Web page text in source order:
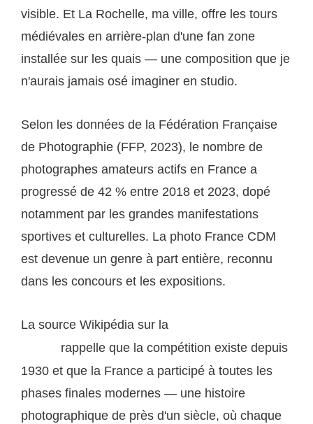
visible. Et La Rochelle, ma ville, offre les tours
médiévales en arrière-plan d'une fan zone
installée sur les quais — une composition que je
n'aurais jamais osé imaginer en studio.
Selon les données de la Fédération Française
de Photographie (FFP, 2023), le nombre de
photographes amateurs actifs en France a
progressé de 42 % entre 2018 et 2023, dopé
notamment par les grandes manifestations
sportives et culturelles. La photo France CDM
est devenue un genre à part entière, reconnu
dans les concours et les expositions.
La source Wikipédia sur la
rappelle que la compétition existe depuis
1930 et que la France a participé à toutes les
phases finales modernes — une histoire
photographique de près d'un siècle, où chaque